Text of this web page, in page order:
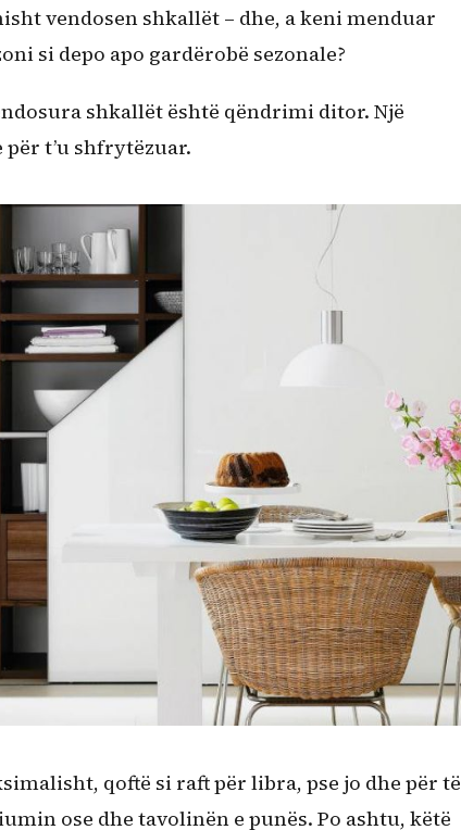
vendosen shkallët – dhe, a keni menduar
si depo apo gardërobë sezonale?
shkallët është qëndrimi ditor. Një
t’u shfrytëzuar.
qoftë si raft për libra, pse jo dhe për të
ose dhe tavolinën e punës. Po ashtu, këtë